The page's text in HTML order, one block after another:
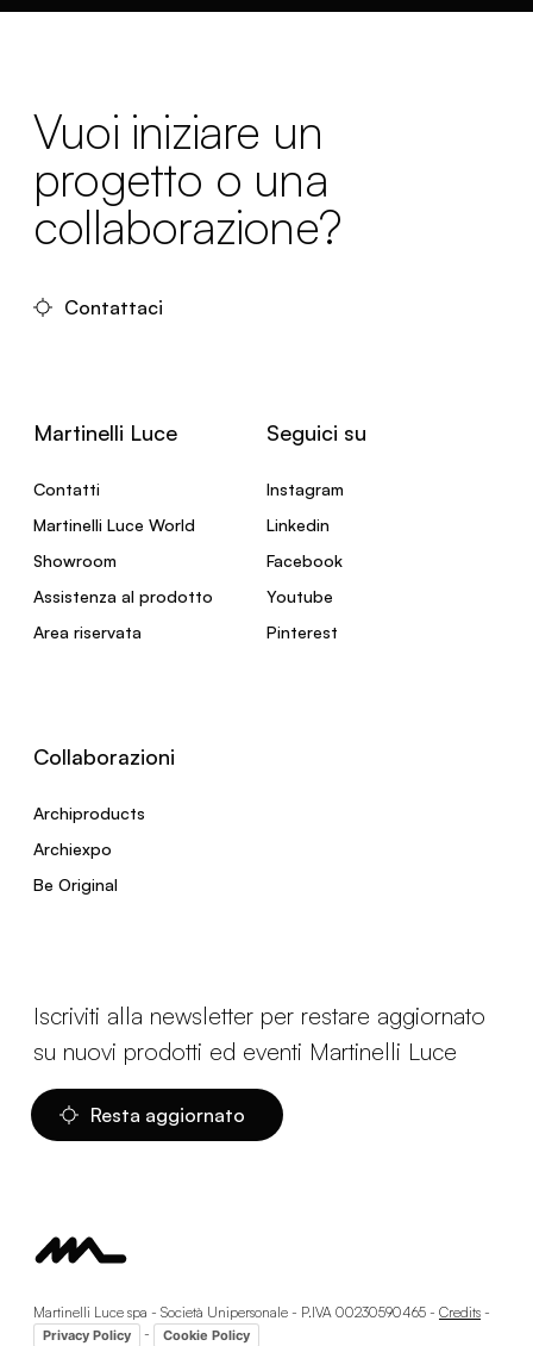
Vuoi iniziare un
progetto o una
collaborazione?
Contattaci
Martinelli Luce
Contatti
Martinelli Luce World
Showroom
Assistenza al prodotto
Area riservata
Seguici su
Instagram
Linkedin
Facebook
Youtube
Pinterest
Collaborazioni
Archiproducts
Archiexpo
Be Original
Iscriviti alla newsletter per restare aggiornato
su nuovi prodotti ed eventi Martinelli Luce
Resta aggiornato
Martinelli Luce spa - Società Unipersonale - P.IVA 00230590465 - Credits -
Privacy Policy - Cookie Policy